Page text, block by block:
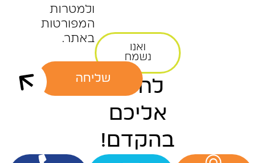
ואנו
נשמח
לחזור
אליכם
בהקדם!
ולמטרות
המפורטות
באתר.
שליחה